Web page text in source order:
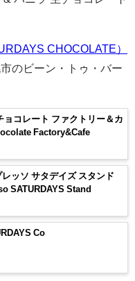
CHOCOLATE）
のビーン・トゥ・バー
ョコレート ファクトリー＆カ
Factory&Cafe
ッソ サタデイズ スタンド
SATURDAYS Stand
Co